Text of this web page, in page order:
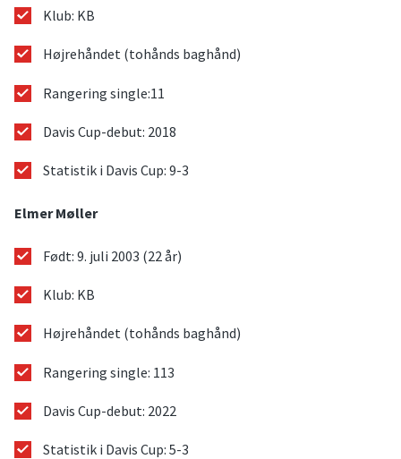
Klub: KB
Højrehåndet (tohånds baghånd)
Rangering single:11
Davis Cup-debut: 2018
Statistik i Davis Cup: 9-3
Elmer Møller
Født: 9. juli 2003 (22 år)
Klub: KB
Højrehåndet (tohånds baghånd)
Rangering single: 113
Davis Cup-debut: 2022
Statistik i Davis Cup: 5-3